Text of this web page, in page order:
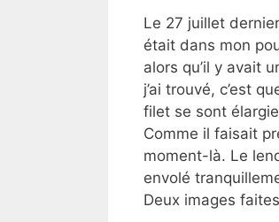
Le 27 juillet
était dans mon
alors qu’il y avait
j’ai trouvé, c’est
filet se sont
Comme il faisait
moment-là. Le
envolé
Deux images